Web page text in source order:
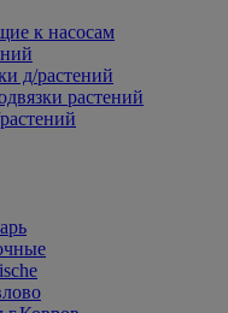
к насосам
д/растений
растений